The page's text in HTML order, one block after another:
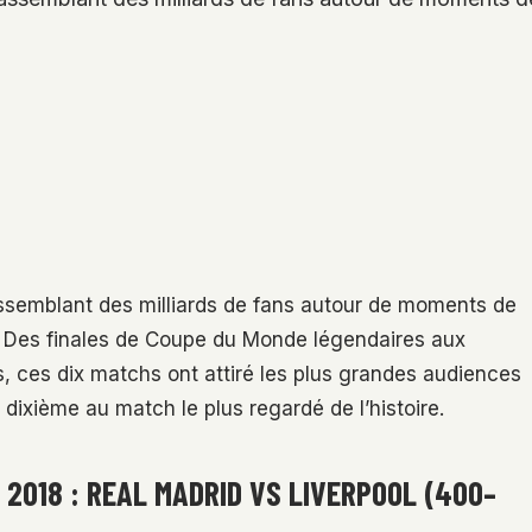
des milliards de fans autour de moments de
finales de Coupe du Monde légendaires aux
ces dix matchs ont attiré les plus grandes audiences
au match le plus regardé de l’histoire.
: REAL MADRID VS LIVERPOOL (400–